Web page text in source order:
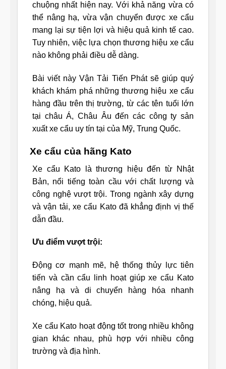
chuộng nhất hiện nay. Với khả năng vừa có
thể nâng hạ, vừa vận chuyển được xe cẩu
mang lại sự tiện lợi và hiệu quả kinh tế cao.
Tuy nhiên, việc lựa chọn thương hiệu xe cẩu
nào không phải điều dễ dàng.
Bài viết này Vận Tải Tiến Phát sẽ giúp quý
khách khám phá những thương hiệu xe cẩu
hàng đầu trên thị trường, từ các tên tuổi lớn
tại châu Á, Châu Âu đến các công ty sản
xuất xe cẩu uy tín tại của Mỹ, Trung Quốc.
Xe cẩu của hãng Kato
Xe cẩu Kato là thương hiệu đến từ Nhật
Bản, nổi tiếng toàn cầu với chất lượng và
công nghệ vượt trội. Trong ngành xây dựng
và vận tải, xe cẩu Kato đã khẳng định vị thế
dẫn đầu.
Ưu điểm vượt trội:
Động cơ mạnh mẽ, hệ thống thủy lực tiên
tiến và cần cẩu linh hoạt giúp xe cẩu Kato
nâng hạ và di chuyển hàng hóa nhanh
chóng, hiệu quả.
Xe cẩu Kato hoạt động tốt trong nhiều không
gian khác nhau, phù hợp với nhiều công
trường và địa hình.